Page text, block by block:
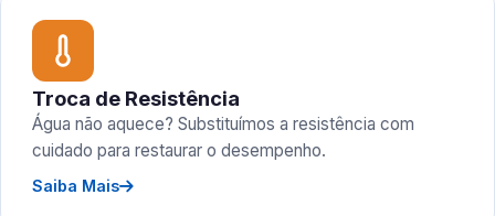
Troca de Resistência
Água não aquece? Substituímos a resistência com
cuidado para restaurar o desempenho.
Saiba Mais